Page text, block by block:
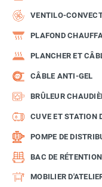
VENTILO-
PLAFOND
PLANCHER ET
CÂBLE ANTI-GEL
BRÛLEUR
CUVE ET STATION
POMPE DE
BAC DE RÉTENTION
MOBILIER